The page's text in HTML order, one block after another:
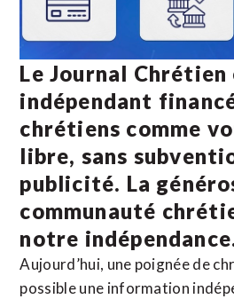
Le Journal Chrétien
indépendant
chrétiens comme
libre, sans
publicité. La
communauté
notre
Aujourd’hui, une poignée de
possible une information